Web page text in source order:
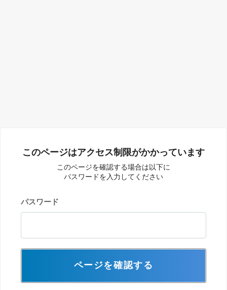
このページはアクセス制限がかかっています
このページを確認する場合は以下に
パスワードを入力してください
パスワード
ページを確認する